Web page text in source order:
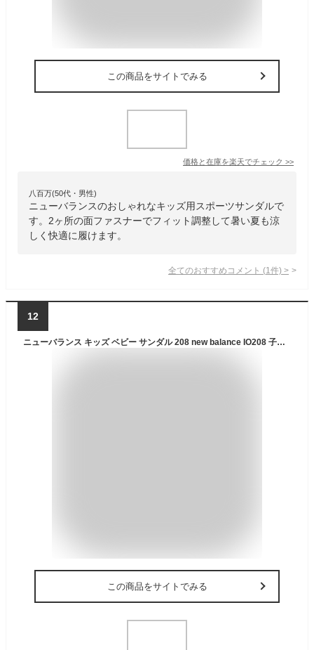
この商品をサイトでみる
価格と在庫を楽天でチェック >>
八百万(50代・男性)
ニューバランスのおしゃれなキッズ用スポーツサンダルで
す。2ヶ所の面ファスナーでフィット調整して暑い夏も涼
しく快適に履けます。
全てのおすすめコメント (1 件) >
12
ニューバランス キッズ ベビー サンダル 208 new balance IO208 子供靴 水遊び 川遊び 海 ブラック ピンク ブルー レッド カーキ NB
この商品をサイトでみる